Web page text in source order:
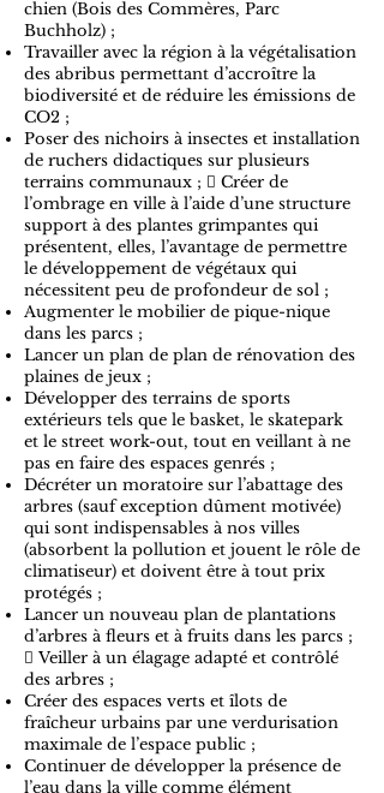
chien (Bois des Commères, Parc
Buchholz) ;
Travailler avec la région à la végétalisation
des abribus permettant d’accroître la
biodiversité et de réduire les émissions de
CO2 ;
Poser des nichoirs à insectes et installation
de ruchers didactiques sur plusieurs
terrains communaux ;  Créer de
l’ombrage en ville à l’aide d’une structure
support à des plantes grimpantes qui
présentent, elles, l’avantage de permettre
le développement de végétaux qui
nécessitent peu de profondeur de sol ;
Augmenter le mobilier de pique-nique
dans les parcs ;
Lancer un plan de plan de rénovation des
plaines de jeux ;
Développer des terrains de sports
extérieurs tels que le basket, le skatepark
et le street work-out, tout en veillant à ne
pas en faire des espaces genrés ;
Décréter un moratoire sur l’abattage des
arbres (sauf exception dûment motivée)
qui sont indispensables à nos villes
(absorbent la pollution et jouent le rôle de
climatiseur) et doivent être à tout prix
protégés ;
Lancer un nouveau plan de plantations
d’arbres à fleurs et à fruits dans les parcs ;
 Veiller à un élagage adapté et contrôlé
des arbres ;
Créer des espaces verts et îlots de
fraîcheur urbains par une verdurisation
maximale de l’espace public ;
Continuer de développer la présence de
l’eau dans la ville comme élément